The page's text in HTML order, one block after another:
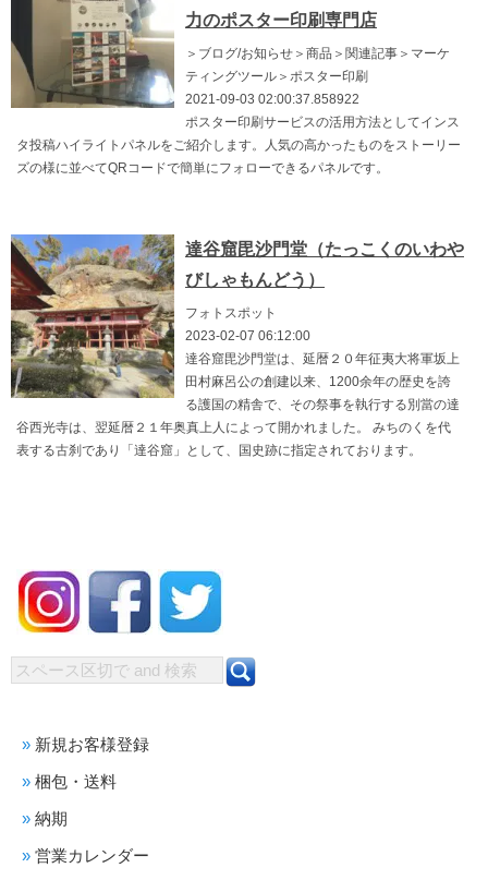
力のポスター印刷専門店
＞ブログ/お知らせ＞商品＞関連記事＞マーケ
ティングツール＞ポスター印刷
2021-09-03 02:00:37.858922
ポスター印刷サービスの活用方法としてインス
タ投稿ハイライトパネルをご紹介します。人気の高かったものをストーリー
ズの様に並べてQRコードで簡単にフォローできるパネルです。
達谷窟毘沙門堂（たっこくのいわや
びしゃもんどう）
フォトスポット
2023-02-07 06:12:00
達谷窟毘沙門堂は、延暦２０年征夷大将軍坂上
田村麻呂公の創建以来、1200余年の歴史を誇
る護国の精舎で、その祭事を執行する別當の達
谷西光寺は、翌延暦２１年奥真上人によって開かれました。 みちのくを代
表する古刹であり「達谷窟」として、国史跡に指定されております。
新規お客様登録
梱包・送料
納期
営業カレンダー